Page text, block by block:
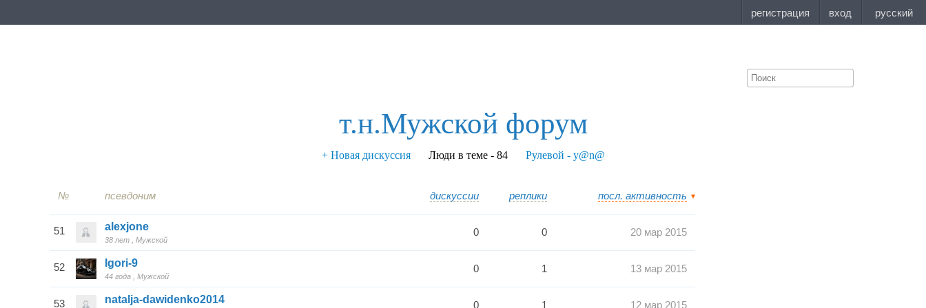
т.н.Мужской форум
+ Новая дискуссия Люди в теме - 84 Рулевой - y@n@
№ псевдоним дискуссии реплики посл. активность
51 alexjone
38 лет Мужской
0 0 20 мар 2015
52 Igori-9
44 года Мужской
0 1 13 мар 2015
53 natalja-dawidenko2014 0 1 12 мар 2015